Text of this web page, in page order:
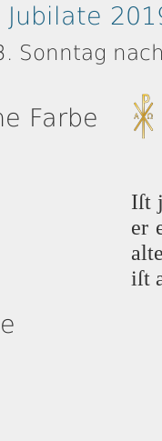
Jubilate
Sonntag
Farbe
Iſt
er
iſt